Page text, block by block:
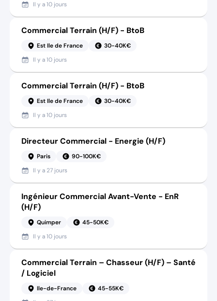
Il y a10 jours
Commercial Terrain (H/F) - BtoB
Est Ile de France
30-40K€
Il y a10 jours
Commercial Terrain (H/F) - BtoB
Est Ile de France
30-40K€
Il y a10 jours
Directeur Commercial - Energie (H/F)
Paris
90-100K€
Il y a 27 jours
Ingénieur Commercial Avant-Vente - EnR
(H/F)
Quimper
45-50K€
Il y a10 jours
Commercial Terrain – Chasseur (H/F) – Santé
/ Logiciel
Ile-de-France
45-55K€